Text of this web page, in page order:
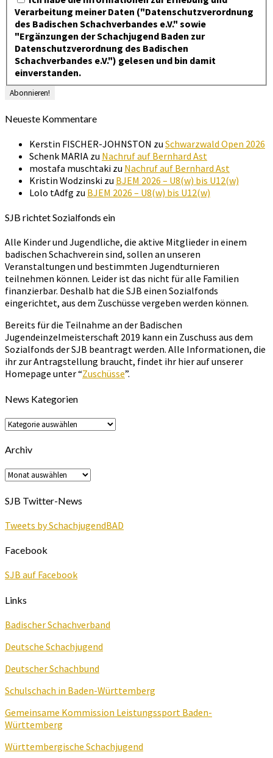
Verarbeitung meiner Daten ("Datenschutzverordnung
des Badischen Schachverbandes e.V." sowie
"Ergänzungen der Schachjugend Baden zur
Datenschutzverordnung des Badischen
Schachverbandes e.V.") gelesen und bin damit
einverstanden.
Neueste Kommentare
Kerstin FISCHER-JOHNSTON zu Schwarzwald Open 2026
Schenk MARIA zu Nachruf auf Bernhard Ast
mostafa muschtaki zu Nachruf auf Bernhard Ast
Kristin Wodzinski zu BJEM 2026 – U8(w) bis U12(w)
Lolo tAdfg zu BJEM 2026 – U8(w) bis U12(w)
SJB richtet Sozialfonds ein
Alle Kinder und Jugendliche, die aktive Mitglieder in einem
badischen Schachverein sind, sollen an unseren
Veranstaltungen und bestimmten Jugendturnieren
teilnehmen können. Leider ist das nicht für alle Familien
finanzierbar. Deshalb hat die SJB einen Sozialfonds
eingerichtet, aus dem Zuschüsse vergeben werden können.
Bereits für die Teilnahme an der Badischen
Jugendeinzelmeisterschaft 2019 kann ein Zuschuss aus dem
Sozialfonds der SJB beantragt werden. Alle Informationen, die
ihr zur Antragstellung braucht, findet ihr hier auf unserer
Homepage unter “Zuschüsse”.
News Kategorien
News
Kategorien
Archiv
Archiv
SJB Twitter-News
Tweets by SchachjugendBAD
Facebook
SJB auf Facebook
Links
Badischer Schachverband
Deutsche Schachjugend
Deutscher Schachbund
Schulschach in Baden-Württemberg
Gemeinsame Kommission Leistungssport Baden-
Württemberg
Württembergische Schachjugend